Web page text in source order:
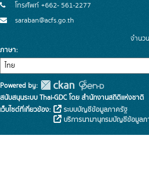
โทรศัพท์ +662- 561-2277
saraban@acfs.go.th
จำนว
ภาษา
Powered by:
สนับสนุนระบบ Thai-GDC โดย สำนักงานสถิติแห่งชาติ
เว็บไซต์ที่เกี่ยวข้อง:
ระบบบัญชีข้อมูลภาครัฐ
บริการนามานุกรมบัญชีข้อมูล